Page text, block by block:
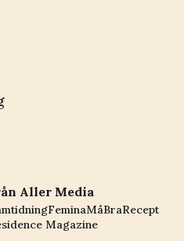
Aller Media
FeminaMåBraRecept
Magazine